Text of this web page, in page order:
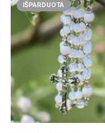
IŠPARDUOTA